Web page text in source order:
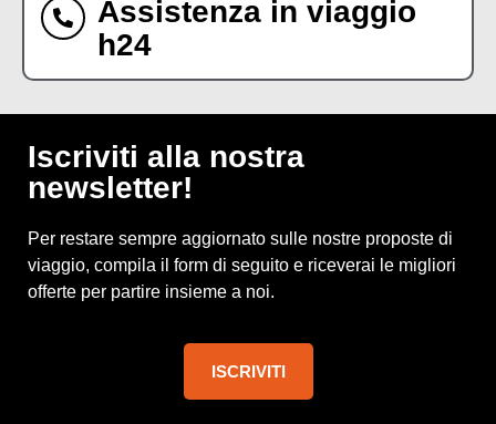
Assistenza in viaggio
h24
Iscriviti alla nostra
newsletter!
Per restare sempre aggiornato sulle nostre proposte di
viaggio, compila il form di seguito e riceverai le migliori
offerte per partire insieme a noi.
ISCRIVITI